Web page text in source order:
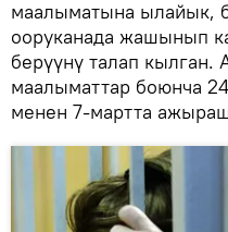
маалыматына ылайык,
ооруканада жашынып
берүүнү талап
маалыматтар боюнча
менен 7-мартта